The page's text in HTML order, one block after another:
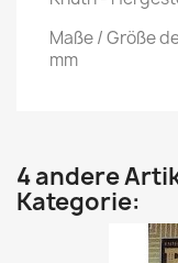
Maße / Größe
mm
4 andere
Kategorie: